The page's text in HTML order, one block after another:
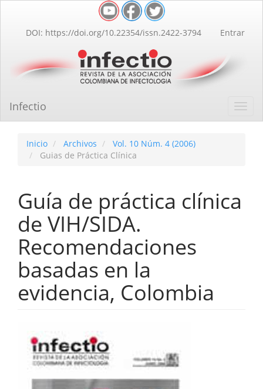
Contenido
principal
lateral
DOI: https://doi.org/10.22354/issn.2422-3794 Entrar
Infectio
Inicio Archivos
Vol. 10 Núm. 4 (2006)
Guias de Práctica Clínica
Guía de práctica clínica
de VIH/SIDA.
Recomendaciones
basadas en la
evidencia, Colombia
Barra
lateral
del